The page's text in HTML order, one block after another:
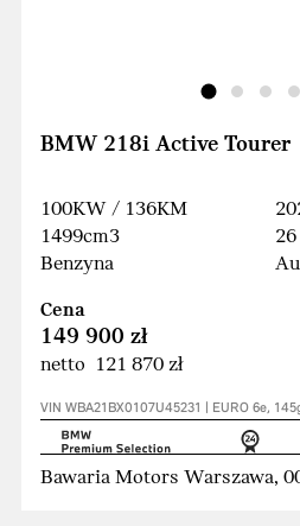
BMW 218i Active Tourer
100KW / 136KM
1499cm3
Benzyna
Cena
149 900 zł
netto 121 870 zł
VIN WBA21BX0107U45231 | EURO 6e,
Bawaria Motors Warszawa,